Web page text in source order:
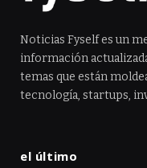
Noticias Fyself es un
información
temas que están
tecnología, startups,
el último